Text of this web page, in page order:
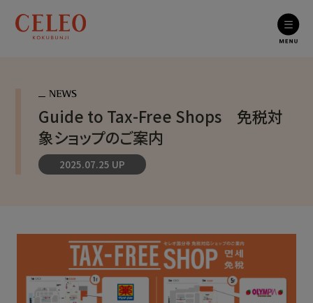
Guide to Tax-Free Shops 免税対
象ショップのご案内
2025.07.25 UP